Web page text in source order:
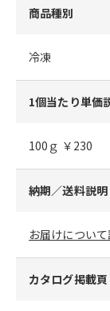
商品種別
冷凍
1個当たり単価
100ｇ ￥230
納期／送料説明
お届けについ
カタログ掲載頁